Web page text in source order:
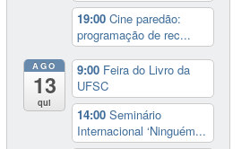
19:00Cine paredão:
programação de rec...
AGO
13
qui
9:00 Feira do Livro da
UFSC
14:00Seminário
Internacional ‘Ninguém...